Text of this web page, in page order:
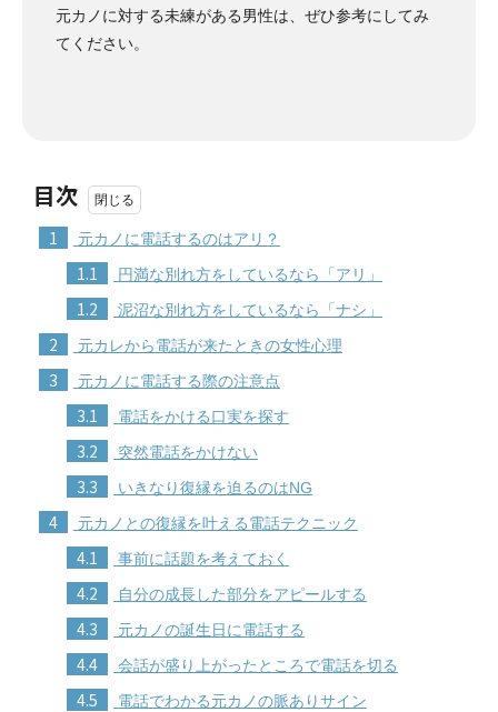
元カノに対する未練がある男性は、ぜひ参考にしてみ
てください。
目次
1 元カノに電話するのはアリ？
1.1 円満な別れ方をしているなら「アリ」
1.2 泥沼な別れ方をしているなら「ナシ」
2 元カレから電話が来たときの女性心理
3 元カノに電話する際の注意点
3.1 電話をかける口実を探す
3.2 突然電話をかけない
3.3 いきなり復縁を迫るのはNG
4 元カノとの復縁を叶える電話テクニック
4.1 事前に話題を考えておく
4.2 自分の成長した部分をアピールする
4.3 元カノの誕生日に電話する
4.4 会話が盛り上がったところで電話を切る
4.5 電話でわかる元カノの脈ありサイン